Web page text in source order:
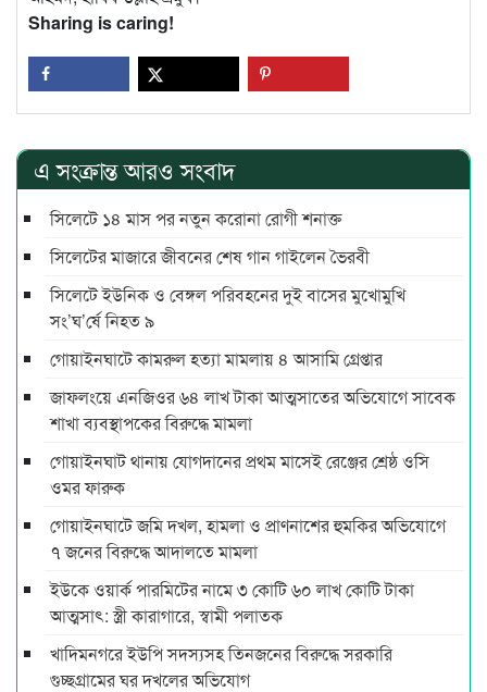
Sharing is caring!
এ সংক্রান্ত আরও সংবাদ
সিলেটে ১৪ মাস পর নতুন করোনা রোগী শনাক্ত
সিলেটের মাজারে জীবনের শেষ গান গাইলেন ভৈরবী
সিলেটে ইউনিক ও বেঙ্গল পরিবহনের দুই বাসের মুখোমুখি
সং’ঘ’র্ষে নিহত ৯
গোয়াইনঘাটে কামরুল হত্যা মামলায় ৪ আসামি গ্রেপ্তার
জাফলংয়ে এনজিওর ৬৪ লাখ টাকা আত্মসাতের অভিযোগে সাবেক
শাখা ব্যবস্থাপকের বিরুদ্ধে মামলা
গোয়াইনঘাট থানায় যোগদানের প্রথম মাসেই রেঞ্জের শ্রেষ্ঠ ওসি
ওমর ফারুক
গোয়াইনঘাটে জমি দখল, হামলা ও প্রাণনাশের হুমকির অভিযোগে
৭ জনের বিরুদ্ধে আদালতে মামলা
ইউকে ওয়ার্ক পারমিটের নামে ৩ কোটি ৬০ লাখ কোটি টাকা
আত্মসাৎ: স্ত্রী কারাগারে, স্বামী পলাতক
খাদিমনগরে ইউপি সদস্যসহ তিনজনের বিরুদ্ধে সরকারি
গুচ্ছগ্রামের ঘর দখলের অভিযোগ